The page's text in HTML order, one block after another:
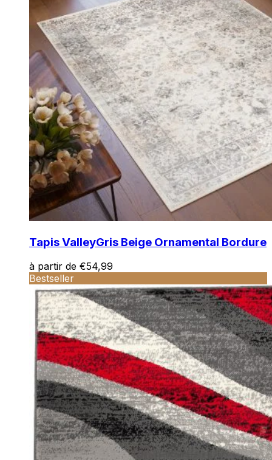
Tapis ValleyGris Beige Ornamental Bordure
à partir de €54,99
Bestseller